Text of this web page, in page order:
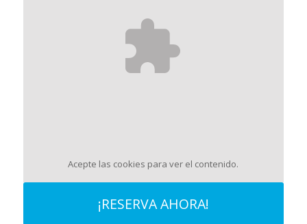
Acepte las cookies para ver el contenido.
¡RESERVA AHORA!